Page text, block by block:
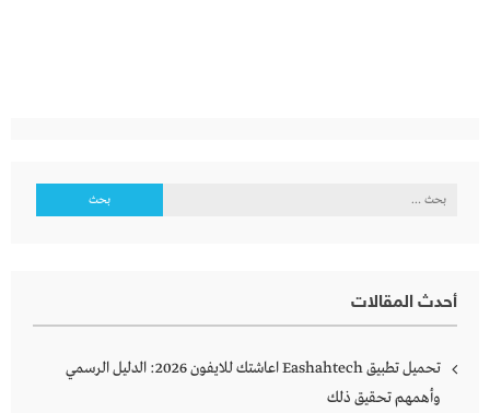
البحث
أحدث المقالات
تحميل تطبيق Eashahtech اعاشتك للايفون 2026: الدليل الرسمي
وأهمهم تحقيق ذلك